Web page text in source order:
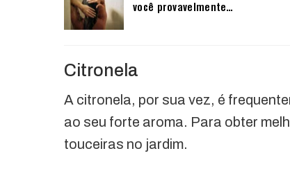
você provavelmente…
Citronela
A citronela, por sua vez, é
ao seu forte aroma. Para obter
touceiras no jardim.